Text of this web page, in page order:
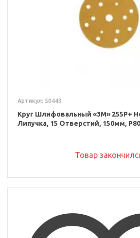
Артикул: 50443
Круг Шлифовальный «3M» 255P+
Липучка, 15 Отверстий, 150мм,
Товар